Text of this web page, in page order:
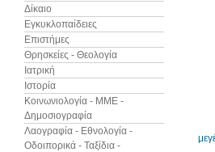
Δίκαιο
Εγκυκλοπαίδειες
Επιστήμες
Θρησκείες - Θεολογία
Ιατρική
Ιστορία
Κοινωνιολογία - ΜΜΕ -
Δημοσιογραφία
Λαογραφία - Εθνολογία -
Οδοιπορικά - Ταξίδια -